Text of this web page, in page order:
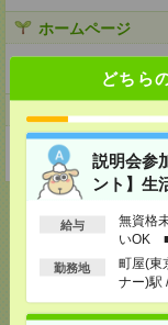
どちら
説明会参
ント】生
給与
無資格
いOK
以上
勤務地
町屋(東
ナー)駅
…
ホームページ
https://en-gage.net/
東京都中野区本町1-32-